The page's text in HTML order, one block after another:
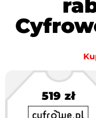
519 zł